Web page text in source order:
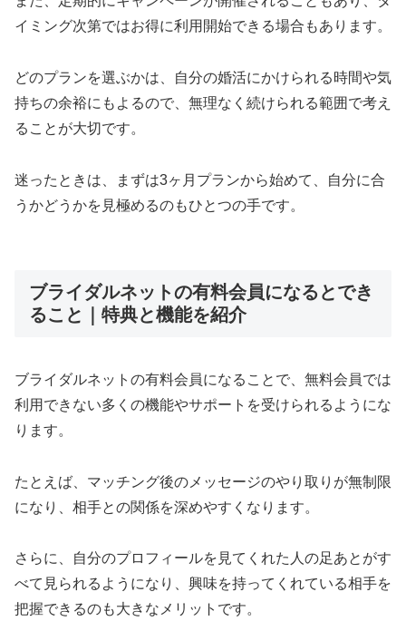
イミング次第ではお得に利用開始できる場合もあります。
どのプランを選ぶかは、自分の婚活にかけられる時間や気
持ちの余裕にもよるので、無理なく続けられる範囲で考え
ることが大切です。
迷ったときは、まずは3ヶ月プランから始めて、自分に合
うかどうかを見極めるのもひとつの手です。
ブライダルネットの有料会員になるとでき
ること｜特典と機能を紹介
ブライダルネットの有料会員になることで、無料会員では
利用できない多くの機能やサポートを受けられるようにな
ります。
たとえば、マッチング後のメッセージのやり取りが無制限
になり、相手との関係を深めやすくなります。
さらに、自分のプロフィールを見てくれた人の足あとがす
べて見られるようになり、興味を持ってくれている相手を
把握できるのも大きなメリットです。